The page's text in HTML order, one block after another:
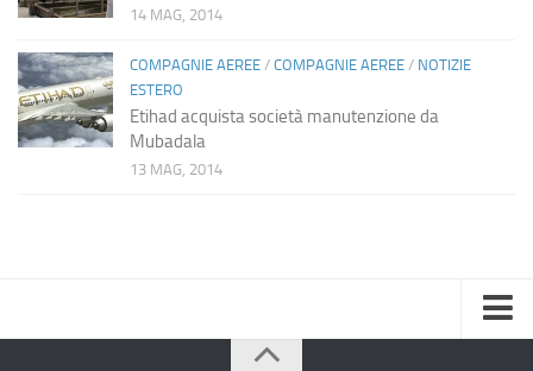
14 MAG, 2014
COMPAGNIE AEREE / COMPAGNIE AEREE / NOTIZIE
ESTERO
Etihad acquista società manutenzione da
Mubadala
13 MAG, 2014